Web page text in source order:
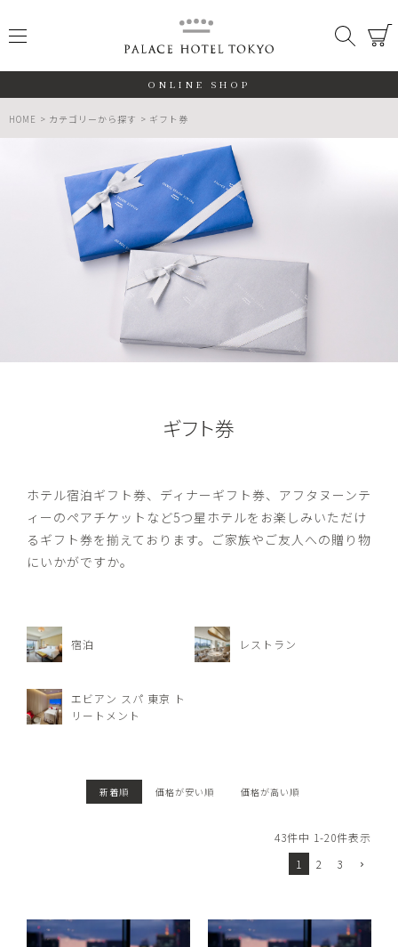
検索
ONLINE SHOP
HOME カテゴリーから探す ギフト券
ギフト券
ホテル宿泊ギフト券、ディナーギフト券、アフタヌーンテ
ィーのペアチケットなど5つ星ホテルをお楽しみいただけ
るギフト券を揃えております。ご家族やご友人への贈り物
にいかがですか。
宿泊 レストラン
エビアン スパ 東京 ト
リートメント
新着順 価格が安い順 価格が高い順
43件中 1-20件表示
1
2 3
ALL
期間限定
検索する